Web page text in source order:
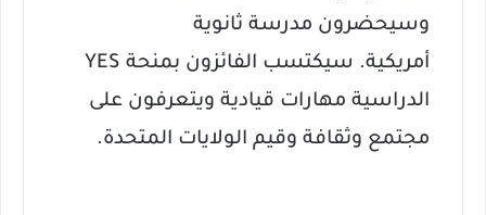
وسيحضرون مدرسة ثانوية
أمريكية.
سيكتسب الفائزون بمنحة YES
الدراسية مهارات قيادية ويتعرفون على
مجتمع وثقافة وقيم الولايات المتحدة.